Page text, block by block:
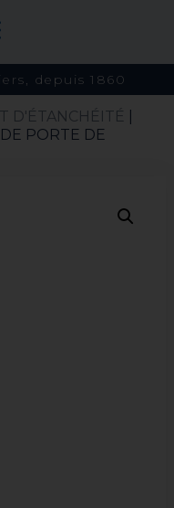
depuis 1860
D'ÉTANCHÉITÉ
PORTE DE